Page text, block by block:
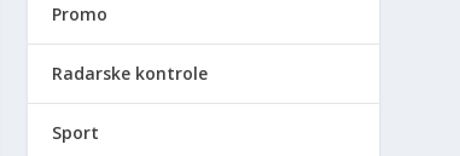
Promo
Radarske kontrole
Sport